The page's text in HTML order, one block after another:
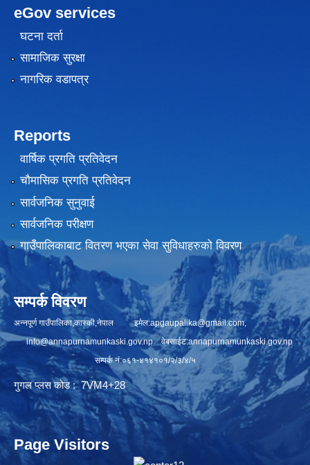
eGov services
घटना दर्ता
सामाजिक सुरक्षा
नागरिक वडापत्र
Reports
वार्षिक प्रगति प्रतिवेदन
चौमासिक प्रगति प्रतिवेदन
सार्वजनिक सुनुवाई
सार्वजनिक परीक्षण
गाउँपालिकाबाट वितरण भएका सेवा सुविधाहरुको विवरण
सम्पर्क विवरण
अन्नपूर्ण गाउँपालिका,कास्की,नेपाल इमेल:apgaupalika@gmail.com,
info@annapurnamunkaski.gov.npवेबसाईट:annapurnamunkaski.gov.np
सम्पर्क नं:०६१-४१४१०१/२/३/४/५
गुगल प्लस कोड : 7VM4+28
Page Visitors